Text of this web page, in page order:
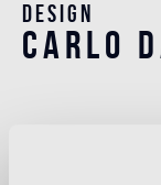
Design
carlo
Carlo Dal
estudio en